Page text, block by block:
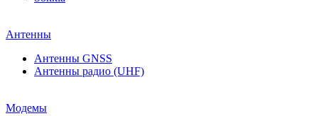
Антенны
Антенны GNSS
Антенны радио (UHF)
Модемы